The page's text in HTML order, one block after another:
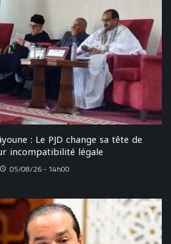
: Le PJD change sa tête de
incompatibilité légale
05/08/26 - 14h00